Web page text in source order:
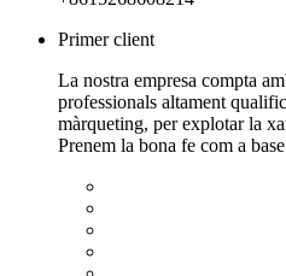
Primer client
La nostra empresa compta
professionals altament
màrqueting, per explotar la
Prenem la bona fe com a